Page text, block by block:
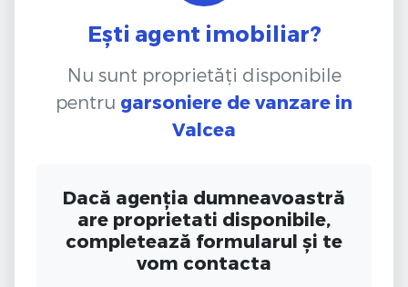
Ești agent imobiliar?
Nu sunt proprietăți disponibile
pentru garsoniere de vanzare in
Valcea
Dacă agenția dumneavoastră
are proprietati disponibile,
completează formularul și te
vom contacta